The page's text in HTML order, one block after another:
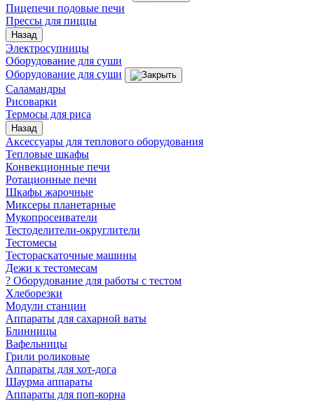
Пицепечи подовые печи
Прессы для пиццы
Назад
Электросупницы
Оборудование для суши
Оборудование для суши
Саламандры
Рисоварки
Термосы для риса
Назад
Аксессуары для теплового оборудования
Тепловые шкафы
Конвекционные печи
Ротационные печи
Шкафы жарочные
Миксеры планетарные
Мукопросеиватели
Тестоделители-округлители
Тестомесы
Тестораскаточные машины
Дежи к тестомесам
? Оборудование для работы с тестом
Хлеборезки
Модули станции
Аппараты для сахарной ваты
Блинницы
Вафельницы
Грили роликовые
Аппараты для хот-дога
Шаурма аппараты
Аппараты для поп-корна